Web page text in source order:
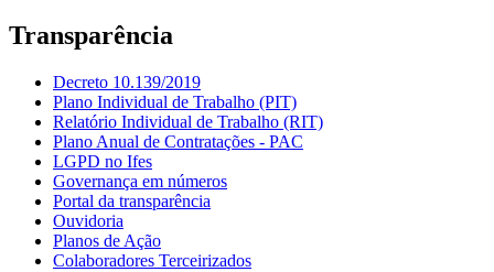
Transparência
Decreto 10.139/2019
Plano Individual de Trabalho (PIT)
Relatório Individual de Trabalho (RIT)
Plano Anual de Contratações - PAC
LGPD no Ifes
Governança em números
Portal da transparência
Ouvidoria
Planos de Ação
Colaboradores Terceirizados